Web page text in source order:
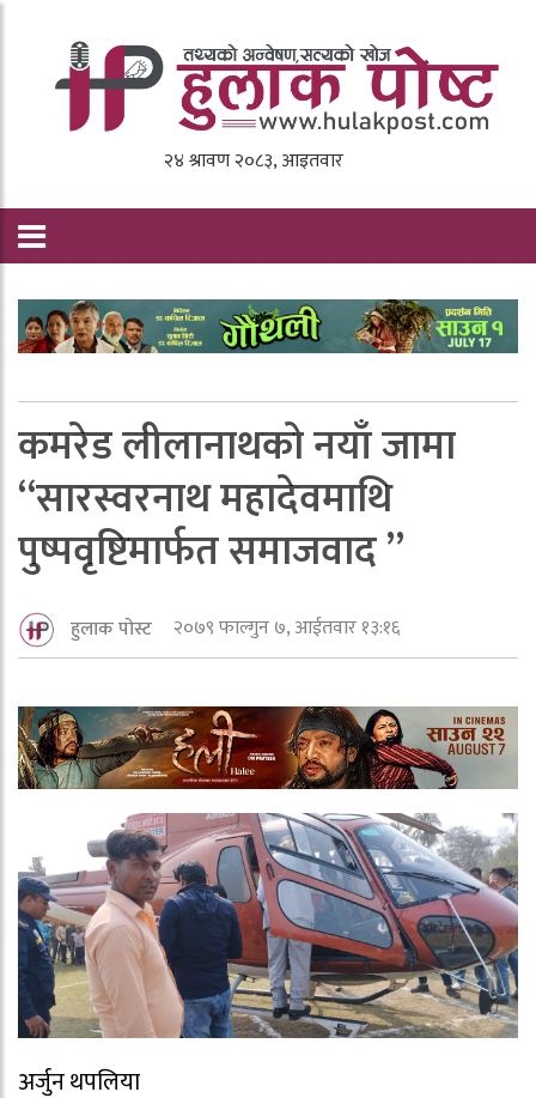
कमरेड लीलानाथको नयाँ जामा
“सारस्वरनाथ महादेवमाथि
पुष्पवृष्टिमार्फत समाजवाद ”
हुलाक पोस्ट २०७९ फाल्गुन ७, आईतवार १३:१६
अर्जुन थपलिया